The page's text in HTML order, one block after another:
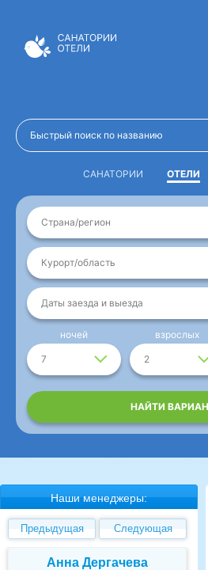
САНАТОРИИ ОТЕЛИ
Страна/регион
Курорт/область
Даты заезда и выезда
7
ночей
2
взрослых
НАЙТИ
Наши менеджеры:
Предыдущая Следующая
Елена Валуева